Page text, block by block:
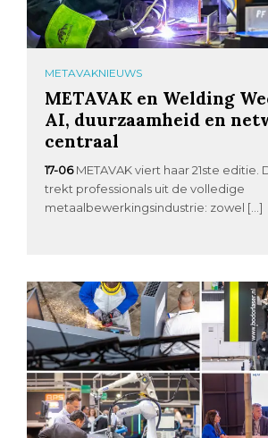
METAVAKNIEUWS
METAVAK en Welding
AI, duurzaamheid en
centraal
17-06 METAVAK viert haar 21ste editie.
trekt professionals uit de volledige
metaalbewerkingsindustrie: zowel […]